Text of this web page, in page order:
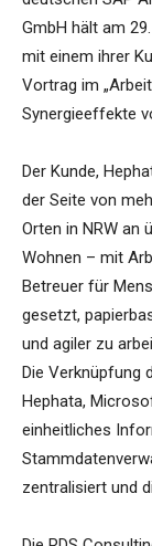
GmbH hält am
mit einem ihrer
Vortrag im
Synergieeffekte
Der Kunde,
der Seite von
Orten in NRW an
Wohnen – mit
Betreuer für
gesetzt,
und agiler zu
Die Verknüpfung
Hephata,
einheitliches
zentralisiert und